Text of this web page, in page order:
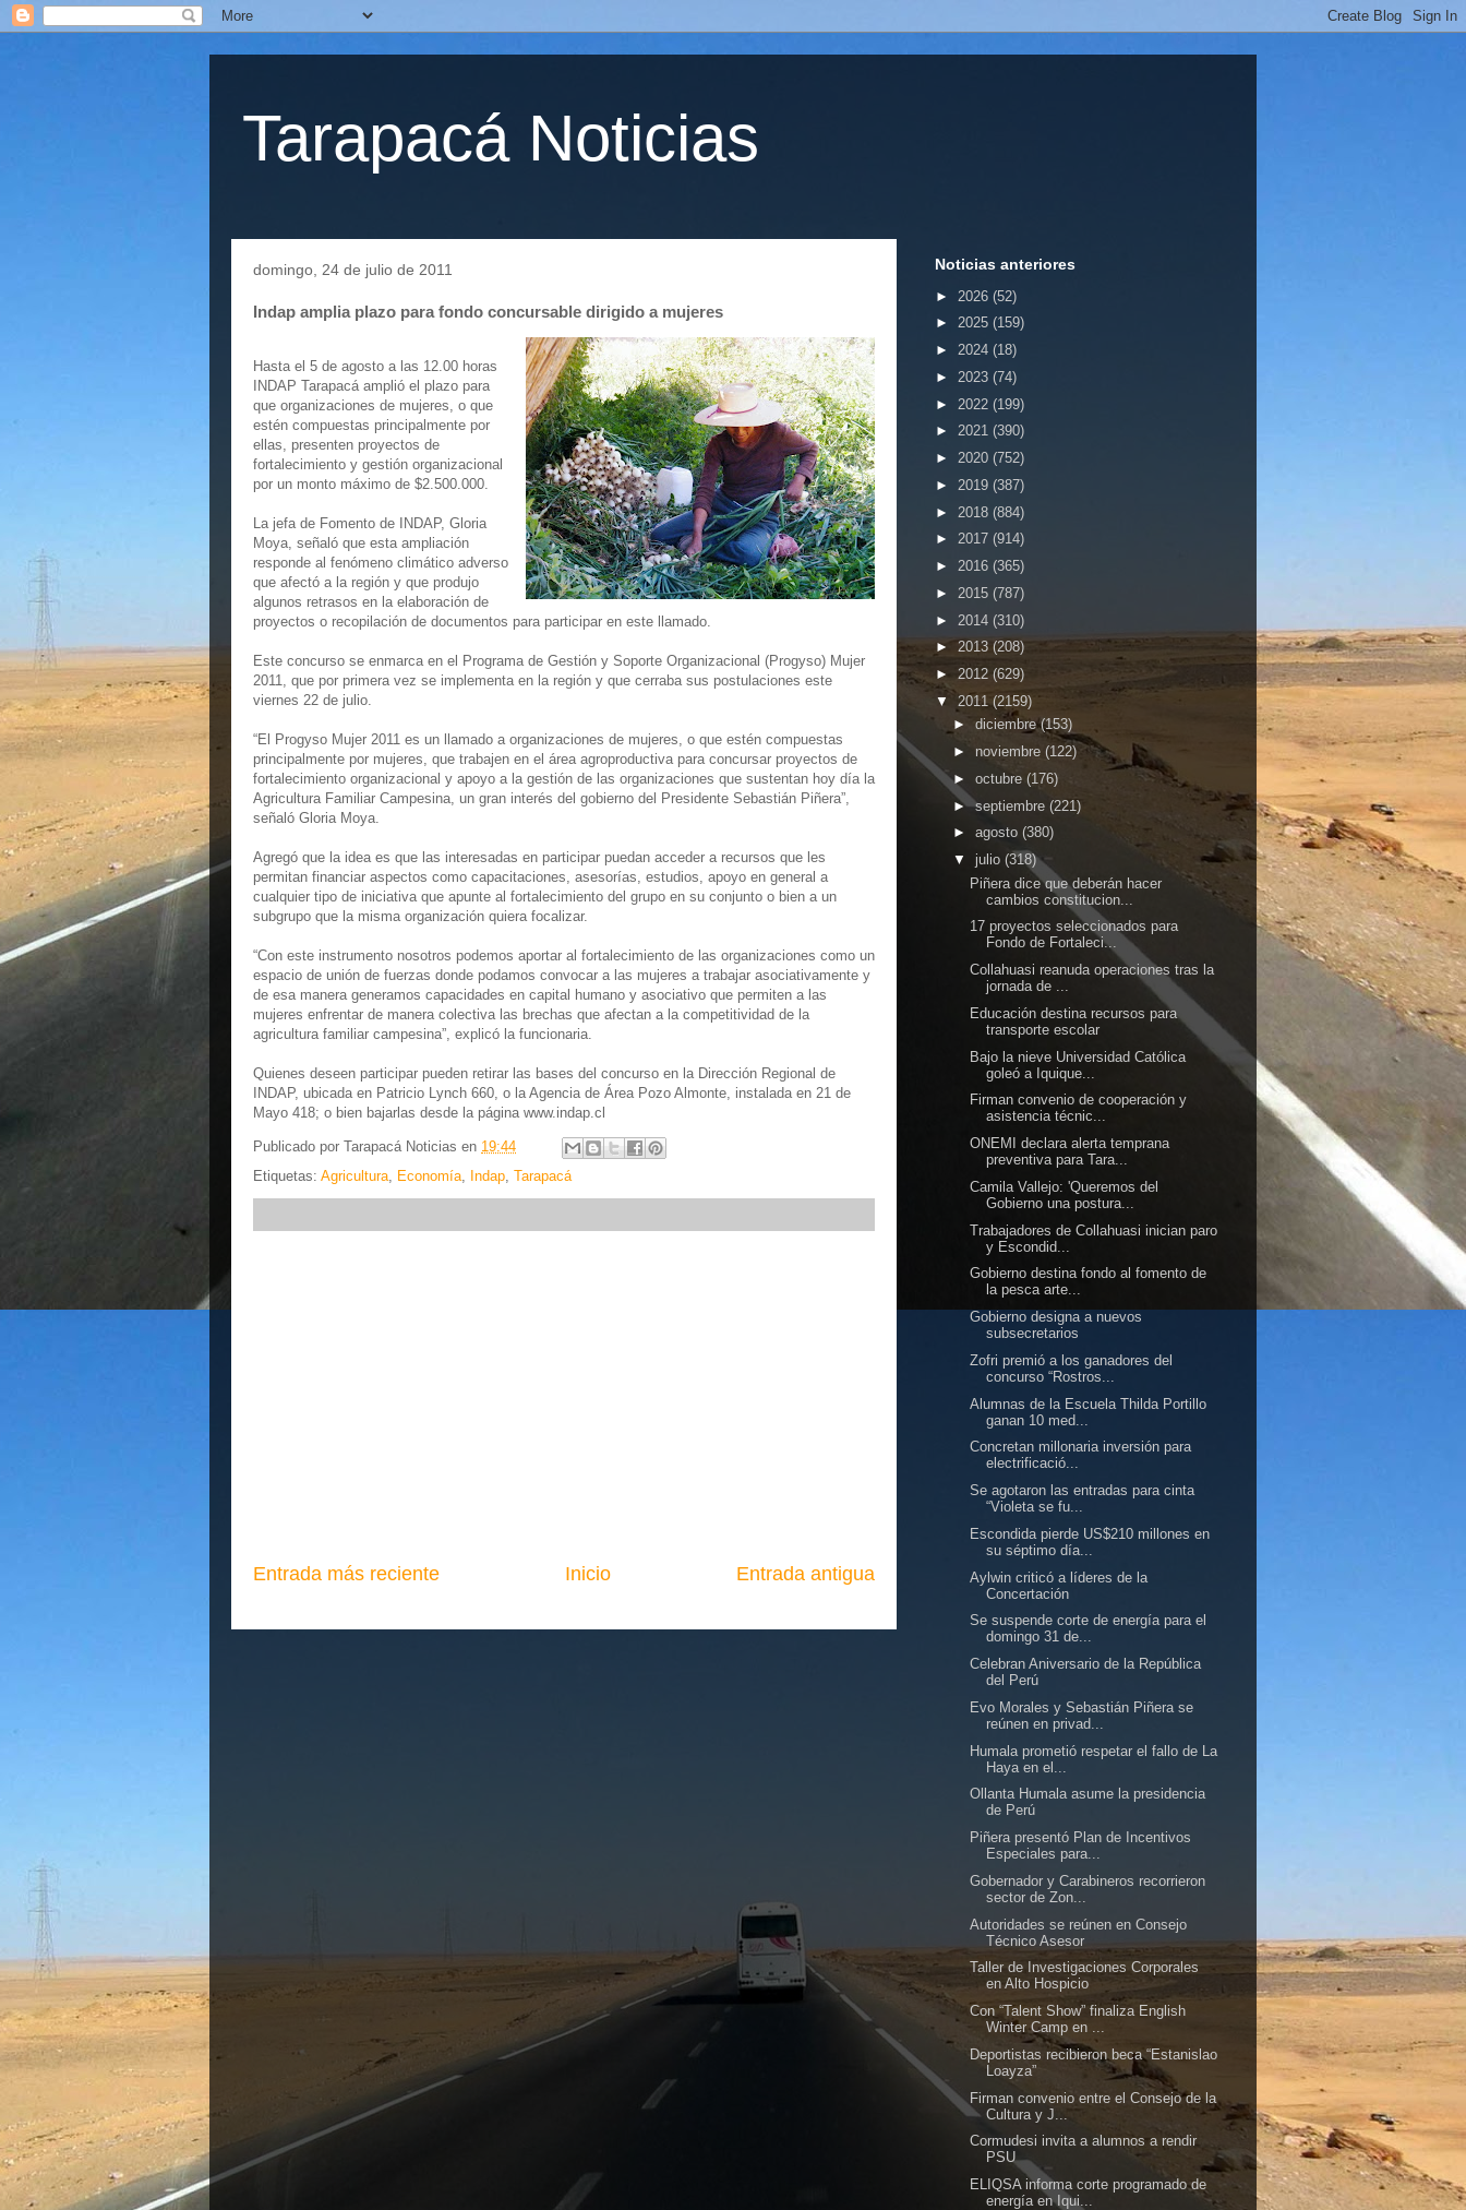
Tarapacá Noticias
domingo, 24 de julio de 2011
Indap amplia plazo para fondo concursable dirigido a mujeres
Hasta el 5 de agosto a las 12.00 horas
INDAP Tarapacá amplió el plazo para
que organizaciones de mujeres, o que
estén compuestas principalmente por
ellas, presenten proyectos de
fortalecimiento y gestión organizacional
por un monto máximo de $2.500.000.
La jefa de Fomento de INDAP, Gloria
Moya, señaló que esta ampliación
responde al fenómeno climático adverso
que afectó a la región y que produjo
algunos retrasos en la elaboración de
proyectos o recopilación de documentos para participar en este llamado.
Este concurso se enmarca en el Programa de Gestión y Soporte Organizacional (Progyso) Mujer
2011, que por primera vez se implementa en la región y que cerraba sus postulaciones este
viernes 22 de julio.
“El Progyso Mujer 2011 es un llamado a organizaciones de mujeres, o que estén compuestas
principalmente por mujeres, que trabajen en el área agroproductiva para concursar proyectos de
fortalecimiento organizacional y apoyo a la gestión de las organizaciones que sustentan hoy día la
Agricultura Familiar Campesina, un gran interés del gobierno del Presidente Sebastián Piñera”,
señaló Gloria Moya.
Agregó que la idea es que las interesadas en participar puedan acceder a recursos que les
permitan financiar aspectos como capacitaciones, asesorías, estudios, apoyo en general a
cualquier tipo de iniciativa que apunte al fortalecimiento del grupo en su conjunto o bien a un
subgrupo que la misma organización quiera focalizar.
“Con este instrumento nosotros podemos aportar al fortalecimiento de las organizaciones como un
espacio de unión de fuerzas donde podamos convocar a las mujeres a trabajar asociativamente y
de esa manera generamos capacidades en capital humano y asociativo que permiten a las
mujeres enfrentar de manera colectiva las brechas que afectan a la competitividad de la
agricultura familiar campesina”, explicó la funcionaria.
Quienes deseen participar pueden retirar las bases del concurso en la Dirección Regional de
INDAP, ubicada en Patricio Lynch 660, o la Agencia de Área Pozo Almonte, instalada en 21 de
Mayo 418; o bien bajarlas desde la página www.indap.cl
Publicado por Tarapacá Noticias en 19:44
Etiquetas: Agricultura, Economía, Indap, Tarapacá
Entrada más reciente Entrada antigua
Inicio
Noticias anteriores
► 2026 (52)
► 2025 (159)
► 2024 (18)
► 2023 (74)
► 2022 (199)
► 2021 (390)
► 2020 (752)
► 2019 (387)
► 2018 (884)
► 2017 (914)
► 2016 (365)
► 2015 (787)
► 2014 (310)
► 2013 (208)
► 2012 (629)
▼ 2011 (2159)
► diciembre(153)
► noviembre (122)
► octubre (176)
►septiembre (221)
► agosto (380)
▼ julio (318)
Piñera dice que deberán hacer
cambios constitucion...
17 proyectos seleccionados para
Fondo de Fortaleci...
Collahuasi reanuda operaciones tras la
jornada de ...
Educación destina recursos para
transporte escolar
Bajo la nieve Universidad Católica
goleó a Iquique...
Firman convenio de cooperación y
asistencia técnic...
ONEMI declara alerta temprana
preventiva para Tara...
Camila Vallejo: 'Queremos del
Gobierno una postura...
Trabajadores de Collahuasi inician paro
y Escondid...
Gobierno destina fondo al fomento de
la pesca arte...
Gobierno designa a nuevos
subsecretarios
Zofri premió a los ganadores del
concurso “Rostros...
Alumnas de la Escuela Thilda Portillo
ganan 10 med...
Concretan millonaria inversión para
electrificació...
Se agotaron las entradas para cinta
“Violeta se fu...
Escondida pierde US$210 millones en
su séptimo día...
Aylwin criticó a líderes de la
Concertación
Se suspende corte de energía para el
domingo 31 de...
Celebran Aniversario de la República
del Perú
Evo Morales y Sebastián Piñera se
reúnen en privad...
Humala prometió respetar el fallo de La
Haya en el...
Ollanta Humala asume la presidencia
de Perú
Piñera presentó Plan de Incentivos
Especiales para...
Gobernador y Carabineros recorrieron
sector de Zon...
Autoridades se reúnen en Consejo
Técnico Asesor
Taller de Investigaciones Corporales
en Alto Hospicio
Con “Talent Show” finaliza English
Winter Camp en ...
Deportistas recibieron beca “Estanislao
Loayza”
Firman convenio entre el Consejo de la
Cultura y J...
Cormudesi invita a alumnos a rendir
PSU
ELIQSA informa corte programado de
energía en Iqui...